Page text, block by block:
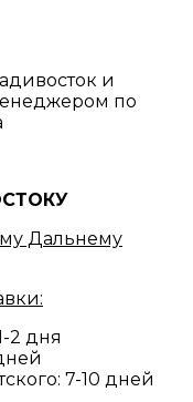
и
по
Дальнему
2 дня
7-10 дней